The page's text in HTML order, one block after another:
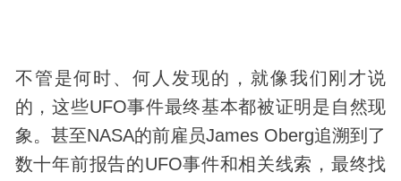
不管是何时、何人发现的，就像我们刚才说
的，这些UFO事件最终基本都被证明是自然现
象 。甚至NASA的前雇员James Oberg追溯到了
数十年前报告的UFO事件和相关线索，最终找